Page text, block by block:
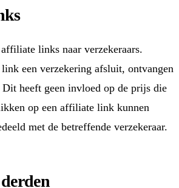
links naar verzekeraars.
een verzekering afsluit, ontvangen
heeft geen invloed op de prijs die
op een affiliate link kunnen
met de betreffende verzekeraar.